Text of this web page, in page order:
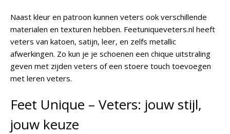
Naast kleur en patroon kunnen veters ook verschillende
materialen en texturen hebben. Feetuniqueveters.nl heeft
veters van katoen, satijn, leer, en zelfs metallic
afwerkingen. Zo kun je je schoenen een chique uitstraling
geven met zijden veters of een stoere touch toevoegen
met leren veters.
Feet Unique – Veters: jouw stijl,
jouw keuze